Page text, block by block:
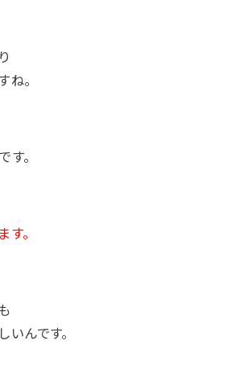
ね。
す。
す。
いんです。